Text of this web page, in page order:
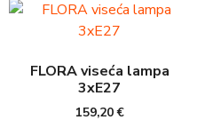
FLORA viseća lampa
3xE27
159,20€